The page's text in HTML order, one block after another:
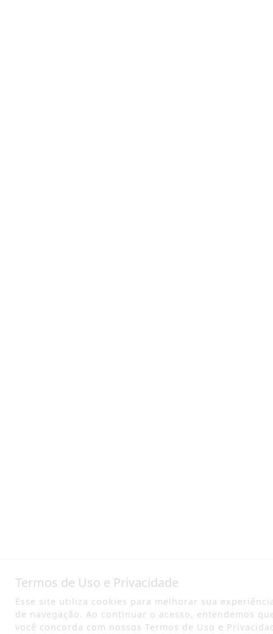
Termos de Uso e Privacidade
Esse site utiliza cookies para melhorar sua
de navegação. Ao continuar o acesso, entendemos
você concorda com nossos Termos de Uso e